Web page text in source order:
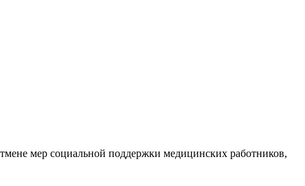
мер социальной поддержки медицинских работников,